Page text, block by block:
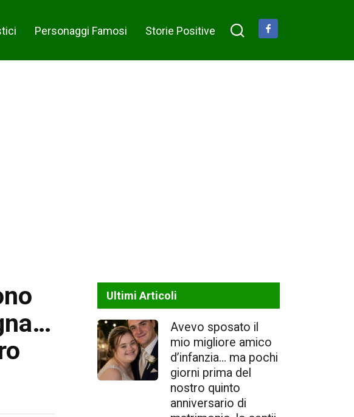
Personaggi Famosi Storie Positive
Ultimi Articoli
Avevo sposato il
mio migliore amico
d’infanzia… ma pochi
giorni prima del
nostro quinto
anniversario di